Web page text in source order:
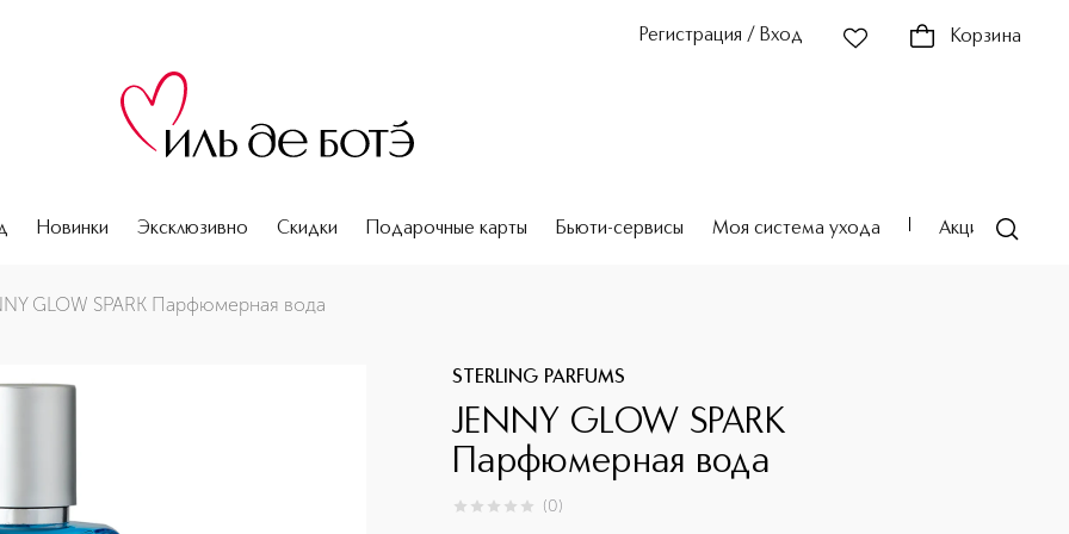
Регистрация / Вход Корзина
Новинки Эксклюзивно Скидки Подарочные карты Бьюти-сервисы Моя система ухода Акции
GLOW SPARK Парфюмерная вода
STERLING PARFUMS
JENNY GLOW SPARK
Парфюмерная вода
0из 0 (0)